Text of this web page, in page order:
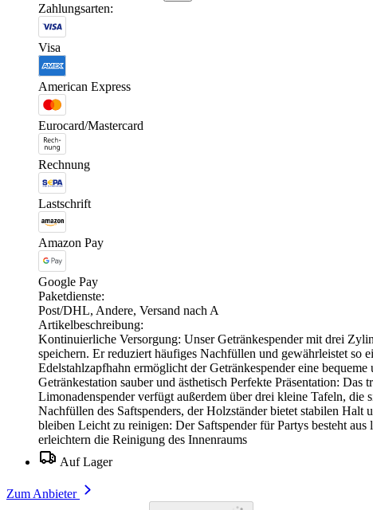
Zahlungsarten:
Visa
American Express
Eurocard/Mastercard
Rechnung
Lastschrift
Amazon Pay
Google Pay
Paketdienste:
Post/DHL, Andere, Versand nach A
Artikelbeschreibung:
Kontinuierliche Versorgung: Unser Getränkespender mit drei
speichern. Er reduziert häufiges Nachfüllen und gewährleistet so
Edelstahlzapfhahn ermöglicht der Getränkespender eine
Getränkestation sauber und ästhetisch Perfekte Präsentation:
Limonadenspender verfügt außerdem über drei kleine Tafeln,
Nachfüllen des Saftspenders, der Holzständer bietet stabilen
bleiben Leicht zu reinigen: Der Saftspender für Partys besteht
erleichtern die Reinigung des Innenraums
Auf Lager
Zum Anbieter